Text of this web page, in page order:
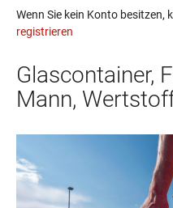
Wenn Sie kein Konto besitzen,
registrieren
Glascontainer,
Mann,